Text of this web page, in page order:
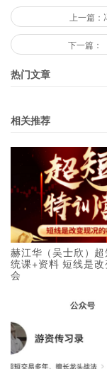
上一篇
下一篇：
热门文章
相关推荐
赫江华（吴士欣）
统课+资料 短线是
会